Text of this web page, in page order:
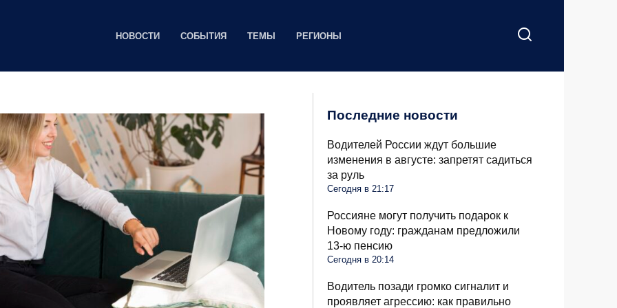
НОВОСТИ СОБЫТИЯ ТЕМЫ РЕГИОНЫ
Последние новости
Водителей России ждут большие
изменения в августе: запретят садиться
за руль
Сегодня в 21:17
Россияне могут получить подарок к
Новому году: гражданам предложили
13-ю пенсию
Сегодня в 20:14
Водитель позади громко сигналит и
проявляет агрессию: как правильно